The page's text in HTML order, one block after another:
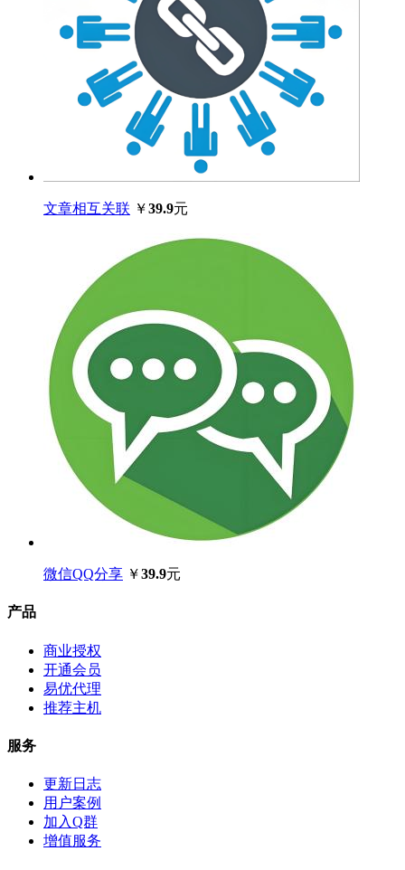
文章相互关联 ￥39.9元
微信QQ分享 ￥39.9元
产品
商业授权
开通会员
易优代理
推荐主机
服务
更新日志
用户案例
加入Q群
增值服务